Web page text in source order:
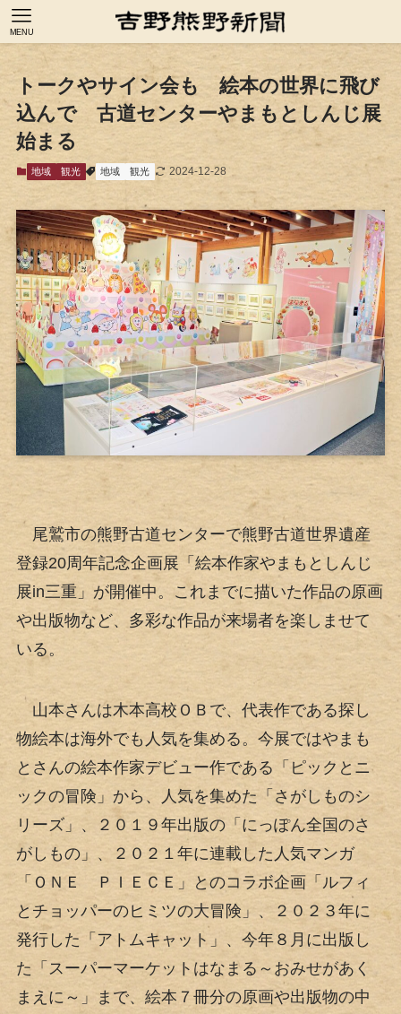
MENU
トークやサイン会も 絵本の世界に飛び
込んで 古道センターやまもとしんじ展
始まる
地域 観光 地域 観光 2024-12-28
尾鷲市の熊野古道センターで熊野古道世界遺産
登録20周年記念企画展「絵本作家やまもとしんじ
展in三重」が開催中。これまでに描いた作品の原画
や出版物など、多彩な作品が来場者を楽しませて
いる。
山本さんは木本高校ＯＢで、代表作である探し
物絵本は海外でも人気を集める。今展ではやまも
とさんの絵本作家デビュー作である「ピックとニ
ックの冒険」から、人気を集めた「さがしものシ
リーズ」、２０１９年出版の「にっぽん全国のさ
がしもの」、２０２１年に連載した人気マンガ
「ＯＮＥ ＰＩＥＣＥ」とのコラボ企画「ルフィ
とチョッパーのヒミツの大冒険」、２０２３年に
発行した「アトムキャット」、今年８月に出版し
た「スーパーマーケットはなまる～おみせがあく
まえに～」まで、絵本７冊分の原画や出版物の中